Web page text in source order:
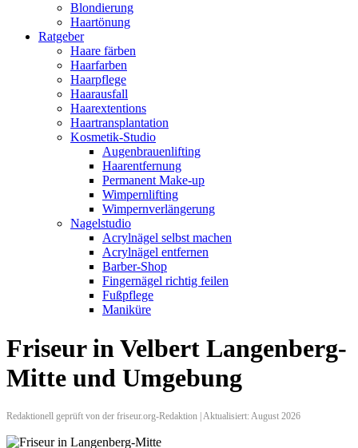
Blondierung
Haartönung
Ratgeber
Haare färben
Haarfarben
Haarpflege
Haarausfall
Haarextentions
Haartransplantation
Kosmetik-Studio
Augenbrauenlifting
Haarentfernung
Permanent Make-up
Wimpernlifting
Wimpernverlängerung
Nagelstudio
Acrylnägel selbst machen
Acrylnägel entfernen
Barber-Shop
Fingernägel richtig feilen
Fußpflege
Maniküre
Friseur in Velbert Langenberg-
Mitte und Umgebung
Redaktionell geprüft von der friseur.org-Redaktion | Aktualisiert: August 2026